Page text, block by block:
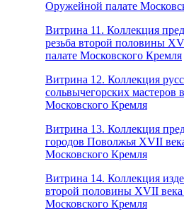
Оружейной палате
Витрина 11. Коллекция
резьба второй половины
палате Московского Кремля
Витрина 12. Коллекция
сольвычегорских мастеров
Московского Кремля
Витрина 13. Коллекция
городов Поволжья XVII
Московского Кремля
Витрина 14. Коллекция
второй половины XVII
Московского Кремля